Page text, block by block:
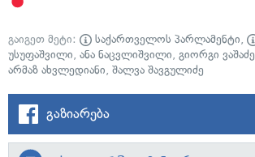
გაიგეთ მეტი: საქართველოს პარლამენტი,
უსუფაშვილი, ანა ნაცვლიშვილი, გიორგი ვაშაძე
არმაზ ახვლედიანი, შალვა შავგულიძე
გაზიარება